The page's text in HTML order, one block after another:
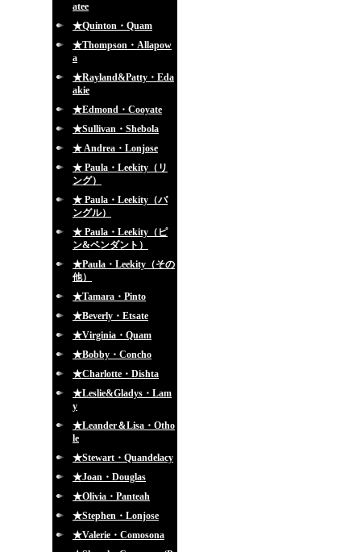
atee
★Quinton・Quam
★Thompson・Allapow
a
★Rayland&Patty・Eda
akie
★Edmond・Cooyate
★Sullivan・Shebola
★ Andrea・Lonjose
★ Paula・Leekity（リ
ング）
★ Paula・Leekity（バ
ングル）
★ Paula・Leekity（ピ
ン&ペンダント）
★Paula・Leekity（その
他）
★Tamara・Pinto
★Beverly・Etsate
★Virginia・Quam
★Bobby・Concho
★Charlotte・Dishta
★Leslie&Gladys・Lam
y
★Leander＆Lisa・Otho
le
★Stewart・Quandelacy
★Joan・Douglas
★Olivia・Panteah
★Stephen・Lonjose
★Valerie・Comosona